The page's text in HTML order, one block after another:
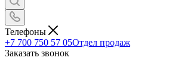
Телефоны
+7 700 750 57 05Отдел продаж
Заказать звонок